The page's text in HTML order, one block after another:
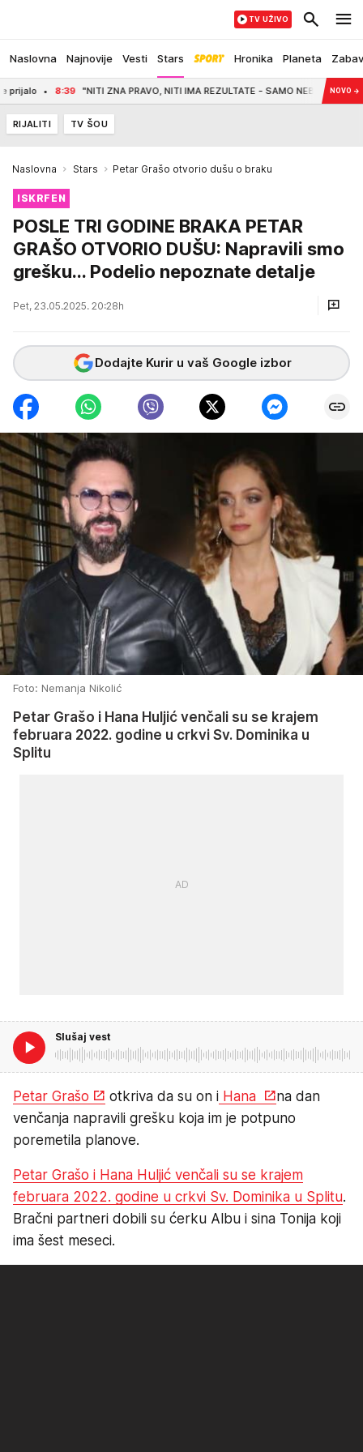
Naslovna Najnovije Vesti Stars Hronika Planeta
TV UŽIVO
8:39 "NITI ZNA PRAVO, NITI IMA REZULTATE - SAMO NEBULOZNE NOVO →
RIJALITI TV ŠOU
Naslovna Stars Petar Grašo otvorio dušu o braku
ISKRFEN
POSLE TRI GODINE BRAKA PETAR
GRAŠO OTVORIO DUŠU: Napravili smo
grešku... Podelio nepoznate detalje
Pet, 23.05.2025. 20:28h
Dodajte Kurir u vaš Google izbor
Foto: Nemanja Nikolić
Petar Grašo i Hana Huljić venčali su se krajem
februara 2022. godine u crkvi Sv. Dominika u
Splitu
Slušaj vest
Petar Grašo otkriva da su on i Hana
na dan
venčanja napravili grešku koja im je potpuno
poremetila planove.
Petar Grašo i Hana Huljić venčali su se krajem
februara 2022. godine u crkvi Sv. Dominika u Splitu.
Bračni partneri dobili su ćerku Albu i sina Tonija koji
ima šest meseci.